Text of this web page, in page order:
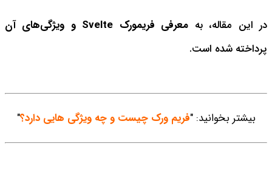
در این مقاله، به معرفی فریمورک Svelte و ویژگی‌های آن
پرداخته شده است.
بیشتر بخوانید: "فریم ورک چیست و چه ویژگی هایی دارد؟"